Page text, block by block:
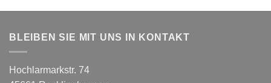
BLEIBEN SIE MIT UNS IN KONTAKT
Hochlarmarkstr. 74